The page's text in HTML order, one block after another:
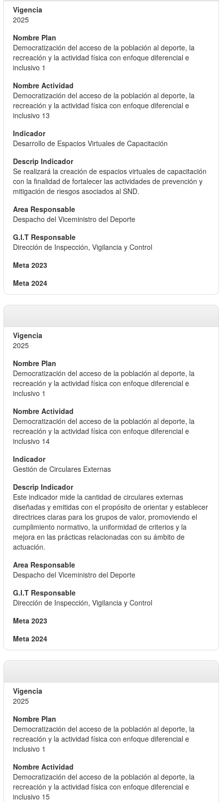
2025
Democratización del acceso de la población al deporte, la
recreación y la actividad física con enfoque diferencial e
inclusivo 1
Democratización del acceso de la población al deporte, la
recreación y la actividad física con enfoque diferencial e
inclusivo 13
Desarrollo de Espacios Virtuales de Capacitación
Se realizará la creación de espacios virtuales de capacitación
con la finalidad de fortalecer las actividades de prevención y
mitigación de riesgos asociados al SND.
Despacho del Viceministro del Deporte
Dirección de Inspección, Vigilancia y Control
2025
Democratización del acceso de la población al deporte, la
recreación y la actividad física con enfoque diferencial e
inclusivo 1
Democratización del acceso de la población al deporte, la
recreación y la actividad física con enfoque diferencial e
inclusivo 14
Gestión de Circulares Externas
Este indicador mide la cantidad de circulares externas
diseñadas y emitidas con el propósito de orientar y establecer
directrices claras para los grupos de valor, promoviendo el
cumplimiento normativo, la uniformidad de criterios y la
mejora en las prácticas relacionadas con su ámbito de
actuación.
Despacho del Viceministro del Deporte
Dirección de Inspección, Vigilancia y Control
2025
Democratización del acceso de la población al deporte, la
recreación y la actividad física con enfoque diferencial e
inclusivo 1
Democratización del acceso de la población al deporte, la
recreación y la actividad física con enfoque diferencial e
inclusivo 15